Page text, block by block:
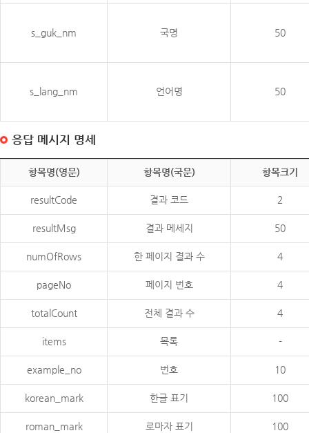
s_guk_nm 국명 50
s_lang_nm 언어명 50
응답 메시지 명세
항목명(영문) 항목명(국문) 항목크기
resultCode 결과 코드 2
resultMsg 결과 메세지 50
numOfRows 한 페이지 결과 수 4
pageNo 페이지 번호 4
totalCount 전체 결과 수 4
items 목록 -
example_no 번호 10
korean_mark 한글 표기 100
roman_mark 로마자 표기 100